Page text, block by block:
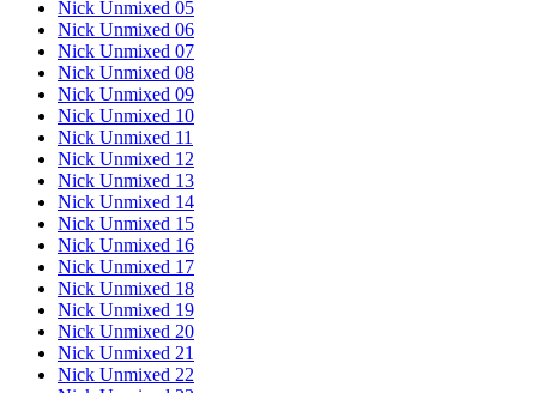
Nick Unmixed 05
Nick Unmixed 06
Nick Unmixed 07
Nick Unmixed 08
Nick Unmixed 09
Nick Unmixed 10
Nick Unmixed 11
Nick Unmixed 12
Nick Unmixed 13
Nick Unmixed 14
Nick Unmixed 15
Nick Unmixed 16
Nick Unmixed 17
Nick Unmixed 18
Nick Unmixed 19
Nick Unmixed 20
Nick Unmixed 21
Nick Unmixed 22